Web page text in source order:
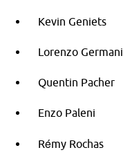
Kevin Geniets
Lorenzo Germani
Quentin Pacher
Enzo Paleni
Rémy Rochas